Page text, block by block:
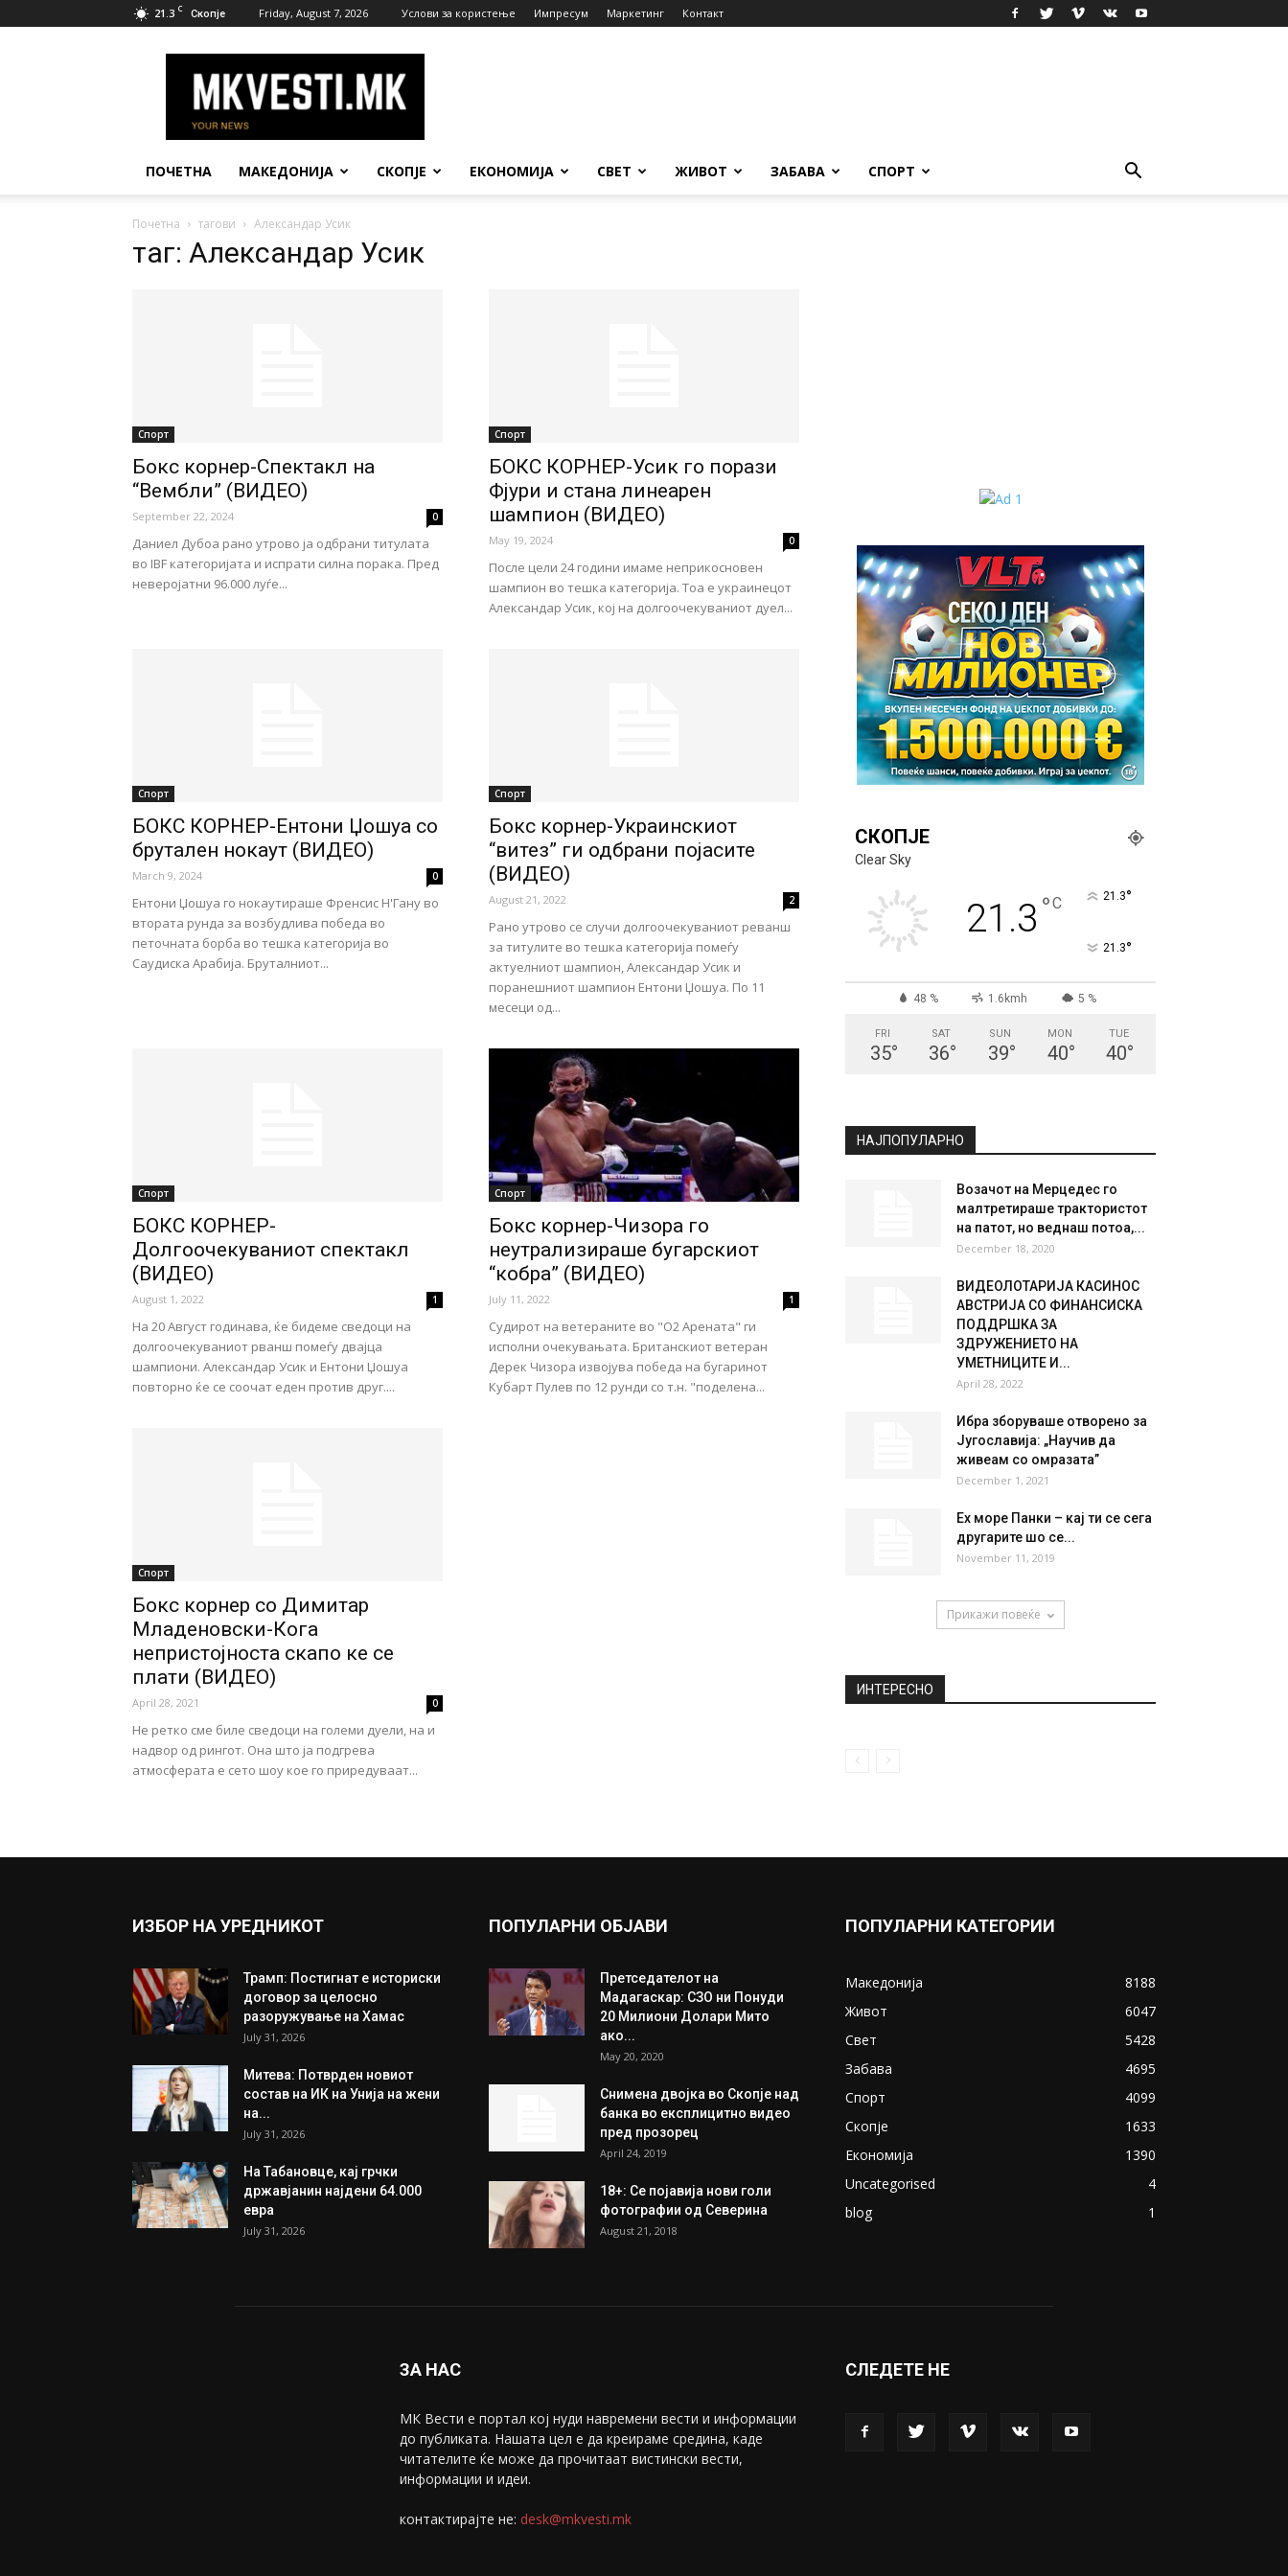
21.3 C Скопје Friday, August 7, 2026 Услови за користење Импресум Маркетинг Контакт
Вести
ПОЧЕТНА МАКЕДОНИЈА СКОПЈЕ ЕКОНОМИЈА СВЕТ ЖИВОТ ЗАБАВА СПОРТ
Почетна тагови Александар Усик
таг: Александар Усик
Спорт
Бокс корнер-Спектакл на
“Вембли” (ВИДЕО)
September 22, 2024 0
Даниел Дубоа рано утрово ја одбрани титулата
во IBF категоријата и испрати силна порака. Пред
неверојатни 96.000 луѓе...
Спорт
БОКС КОРНЕР-Усик го порази
Фјури и стана линеарен
шампион (ВИДЕО)
May 19, 2024 0
После цели 24 години имаме неприкосновен
шампион во тешка категорија. Тоа е украинецот
Александар Усик, кој на долгоочекуваниот дуел...
Спорт
БОКС КОРНЕР-Ентони Џошуа со
брутален нокаут (ВИДЕО)
March 9, 2024 0
Ентони Џошуа го нокаутираше Френсис Н'Гану во
втората рунда за возбудлива победа во
петочната борба во тешка категорија во
Саудиска Арабија. Бруталниот...
Спорт
Бокс корнер-Украинскиот
“витез” ги одбрани појасите
(ВИДЕО)
August 21, 2022 2
Рано утрово се случи долгоочекуваниот реванш
за титулите во тешка категорија помеѓу
актуелниот шампион, Александар Усик и
поранешниот шампион Ентони Џошуа. По 11
месеци од...
Спорт
БОКС КОРНЕР-
Долгоочекуваниот спектакл
(ВИДЕО)
August 1, 2022 1
На 20 Август годинава, ќе бидеме сведоци на
долгоочекуваниот рванш помеѓу двајца
шампиони. Александар Усик и Ентони Џошуа
повторно ќе се соочат еден против друг....
Спорт
Бокс корнер-Чизора го
неутрализираше бугарскиот
“кобра” (ВИДЕО)
July 11, 2022 1
Судирот на ветераните во "О2 Арената" ги
исполни очекувањата. Британскиот ветеран
Дерек Чизора извојува победа на бугаринот
Кубарт Пулев по 12 рунди со т.н. "поделена...
Спорт
Бокс корнер со Димитар
Младеновски-Кога
непристојноста скапо ке се
плати (ВИДЕО)
April 28, 2021 0
Не ретко сме биле сведоци на големи дуели, на и
надвор од рингот. Она што ја подгрева
атмосферата е сето шоу кое го приредуваат...
СКОПЈЕ
Clear Sky
21.3 °C 21.3°
21.3°
48 % 1.6kmh 5 %
FRI
35°
SAT
36°
SUN
39°
MON
40°
TUE
40°
НАЈПОПУЛАРНО
Возачот на Мерцедес го
малтретираше трактористот
на патот, но веднаш потоа,...
December 18, 2020
ВИДЕОЛОТАРИЈА КАСИНОС
АВСТРИЈА СО ФИНАНСИСКА
ПОДДРШКА ЗА
ЗДРУЖЕНИЕТО НА
УМЕТНИЦИТЕ И...
April 28, 2022
Ибра зборуваше отворено за
Југославија: „Научив да
живеам со омразата”
December 1, 2021
Ех море Панки – кај ти се сега
другарите шо се...
November 11, 2019
Прикажи повеќе
ИНТЕРЕСНО
ИЗБОР НА УРЕДНИКОТ
Трамп: Постигнат е историски
договор за целосно
разоружување на Хамас
July 31, 2026
Митева: Потврден новиот
состав на ИК на Унија на жени
на...
July 31, 2026
На Табановце, кај грчки
државјанин најдени 64.000
евра
July 31, 2026
ПОПУЛАРНИ ОБЈАВИ
Претседателот на
Мадагаскар: СЗО ни Понуди
20 Милиони Долари Мито
ако...
May 20, 2020
Снимена двојка во Скопје над
банка во експлицитно видео
пред прозорец
April 24, 2019
18+: Се појавија нови голи
фотографии од Северина
August 21, 2018
ПОПУЛАРНИ КАТЕГОРИИ
Македонија
8188
Живот
6047
Свет
5428
Забава
4695
Спорт
4099
Скопје
1633
Економија
1390
Uncategorised
4
blog
1
ЗА НАС
МК Вести е портал коj нуди навремени вести и информации
до публиката. Нашата цел е да креираме средина, каде
читателите ќе може да прочитаат вистински вести,
информации и идеи.
контактирајте не: desk@mkvesti.mk
СЛЕДЕТЕ НЕ